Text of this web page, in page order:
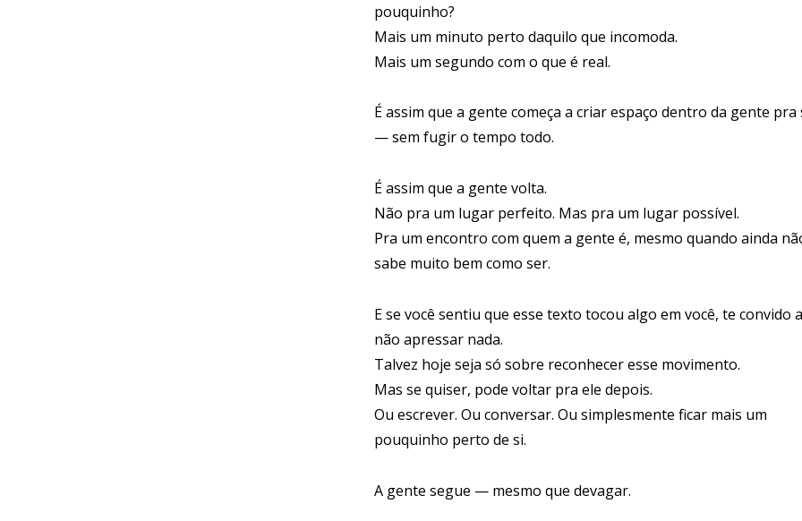
pouquinho?
Mais um minuto perto daquilo que incomoda.
Mais um segundo com o que é real.
É assim que a gente começa a criar espaço dentro da gente pra
— sem fugir o tempo todo.
É assim que a gente volta.
Não pra um lugar perfeito. Mas pra um lugar possível.
Pra um encontro com quem a gente é, mesmo quando ainda
sabe muito bem como ser.
E se você sentiu que esse texto tocou algo em você, te convido
não apressar nada.
Talvez hoje seja só sobre reconhecer esse movimento.
Mas se quiser, pode voltar pra ele depois.
Ou escrever. Ou conversar. Ou simplesmente ficar mais um
pouquinho perto de si.
A gente segue — mesmo que devagar.